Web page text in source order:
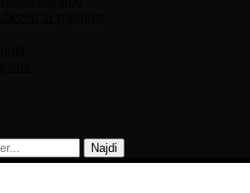
Najdi